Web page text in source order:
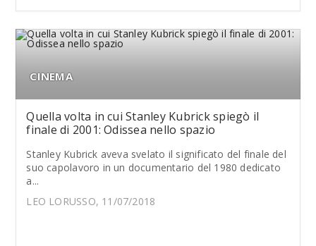
CINEMA
Quella volta in cui Stanley Kubrick spiegò il
finale di 2001: Odissea nello spazio
Stanley Kubrick aveva svelato il significato del finale del
suo capolavoro in un documentario del 1980 dedicato
a...
LEO LORUSSO, 11/07/2018